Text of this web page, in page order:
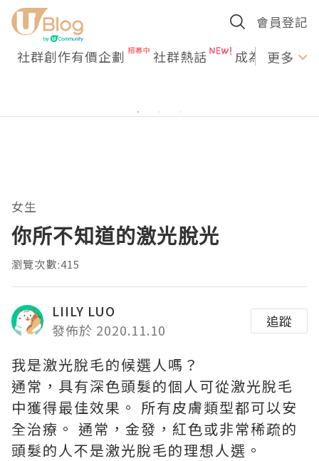
會員登記
社群創作有價企劃 社群熱話 成為U更多
女生
你所不知道的激光脫光
瀏覽次數:415
LIILY LUO
發佈於 2020.11.10
追蹤
我是激光脫毛的候選人嗎？
通常，具有深色頭髮的個人可從激光脫毛
中獲得最佳效果。 所有皮膚類型都可以安
全治療。 通常，金發，紅色或非常稀疏的
頭髮的人不是激光脫毛的理想人選。